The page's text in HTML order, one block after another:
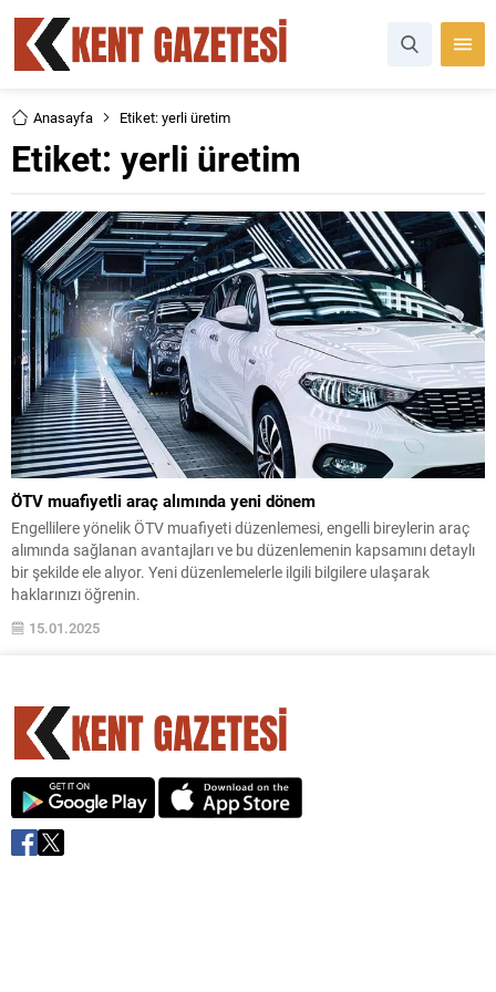
Anasayfa Etiket: yerli üretim
Etiket: yerli üretim
ÖTV muafiyetli araç alımında yeni dönem
Engellilere yönelik ÖTV muafiyeti düzenlemesi, engelli bireylerin araç
alımında sağlanan avantajları ve bu düzenlemenin kapsamını detaylı
bir şekilde ele alıyor. Yeni düzenlemelerle ilgili bilgilere ulaşarak
haklarınızı öğrenin.
15.01.2025